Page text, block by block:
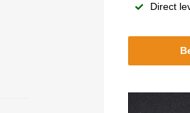
Direct